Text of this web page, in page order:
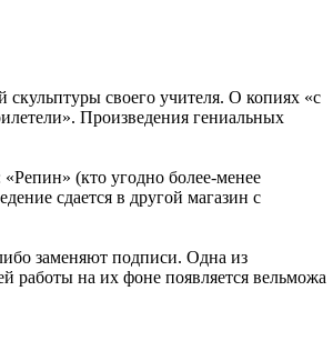
своего учителя. О копиях «с
Произведения гениальных
(кто угодно более-менее
сдается в другой магазин с
заменяют подписи. Одна из
работы на их фоне появляется вельможа